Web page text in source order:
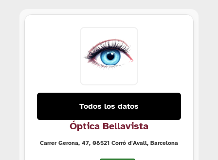
Todos los datos
Óptica Bellavista
Carrer Gerona, 47, 08521 Corró d'Avall, Barcelona